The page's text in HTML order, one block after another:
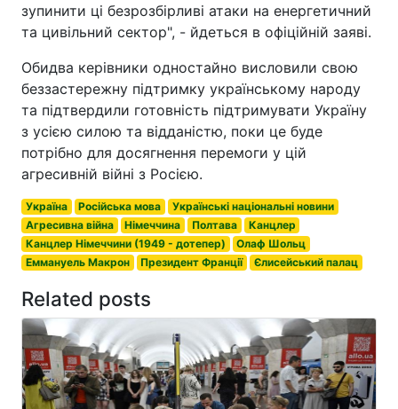
зупинити ці безрозбірливі атаки на енергетичний
та цивільний сектор", - йдеться в офіційній заяві.
Обидва керівники одностайно висловили свою
беззастережну підтримку українському народу
та підтвердили готовність підтримувати Україну
з усією силою та відданістю, поки це буде
потрібно для досягнення перемоги у цій
агресивній війні з Росією.
Україна Російська мова
Українські національні новини
Агресивна війна
Німеччина Полтава
Канцлер
Канцлер Німеччини (1949 - дотепер)
Олаф Шольц
Еммануель Макрон
Президент Франції Єлисейський палац
Related posts